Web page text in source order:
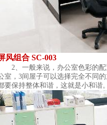
风组合 SC-003
2、一般来说，办公室色彩的配
室，3间屋子可以选择完全不同
要保持整体和谐，这就是小和谐